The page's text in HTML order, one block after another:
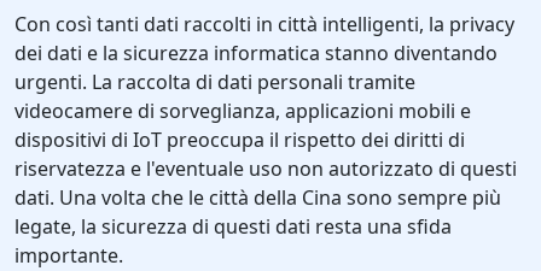
Con così tanti dati raccolti in città intelligenti, la privacy
dei dati e la sicurezza informatica stanno diventando
urgenti. La raccolta di dati personali tramite
videocamere di sorveglianza, applicazioni mobili e
dispositivi di IoT preoccupa il rispetto dei diritti di
riservatezza e l'eventuale uso non autorizzato di questi
dati. Una volta che le città della Cina sono sempre più
legate, la sicurezza di questi dati resta una sfida
importante.